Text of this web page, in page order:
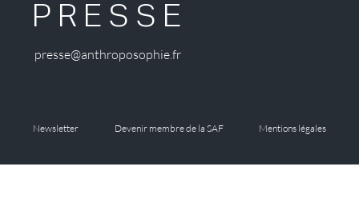
PRESSE
presse@anthroposophie.fr
Newsletter Devenir membre de la SAF Mentions légales